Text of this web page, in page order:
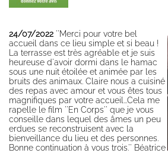
Map and road
Partners
Gestion éco-
responsable
Mentions
Légales,
conditions
d'annulation
Yoga, TAi Chi,
Qi Gong,
24/07/2022 ''Merci pour votre bel
accueil dans ce lieu simple et si beau !
La terrasse est très agréable et je suis
heureuse d'avoir dormi dans le hamac
sous une nuit étoilée et animée par les
bruits des animaux. Claire nous a cuisiné
des repas avec amour et vous êtes tous
magnifiques par votre accueil...Cela me
rapelle le film ''En Corps'' que je vous
conseille dans lequel des âmes un peu
erdues se reconstruisent avec la
bienveillance du lieu et des personnes.
Bonne continuation à vous trois.'' Béatrice